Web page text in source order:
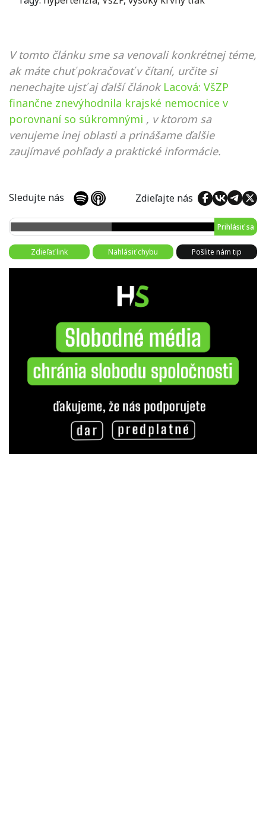
V tomto článku sme sa venovali konkrétnej téme,
ak máte chuť pokračovať v čítaní, určite si
nenechajte ujsť aj ďalší článok Lacová: VšZP
finančne znevýhodnila krajské nemocnice v
porovnaní so súkromnými , v ktorom sa
venujeme inej oblasti a prinášame ďalšie
zaujímavé pohľady a praktické informácie.
Sledujte nás Zdieľajte nás
Prihlásiť sa
Zdieľať link Nahlásiť chybu Pošlite nám tip